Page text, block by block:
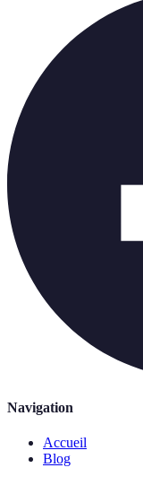
Navigation
Accueil
Blog